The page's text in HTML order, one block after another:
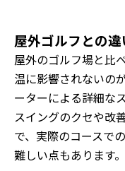
屋外ゴルフとの違
屋外のゴルフ場と比
温に影響されないの
ーターによる詳細な
スイングのクセや改
で、実際のコースで
難しい点もあります。